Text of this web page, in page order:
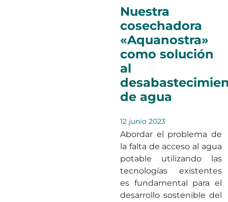
Nuestra
cosechadora
«Aquanostra»
como solución
al
de agua
12 junio 2023
Abordar el problema de
la falta de acceso al agua
potable utilizando las
tecnologías existentes
es fundamental para el
desarrollo sostenible del